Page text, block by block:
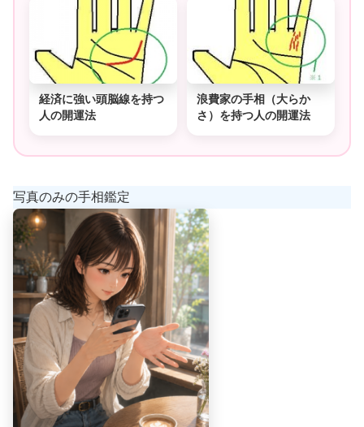
経済に強い頭脳線を持つ
人の開運法
浪費家の手相（大らか
さ）を持つ人の開運法
写真のみの手相鑑定